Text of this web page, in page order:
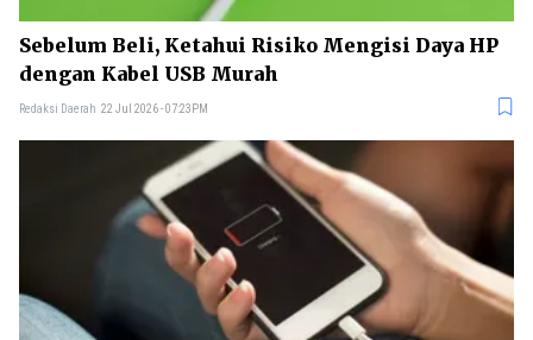
Sebelum Beli, Ketahui Risiko Mengisi Daya HP
dengan Kabel USB Murah
Redaksi Daerah 22 Jul 2026 - 07:23PM